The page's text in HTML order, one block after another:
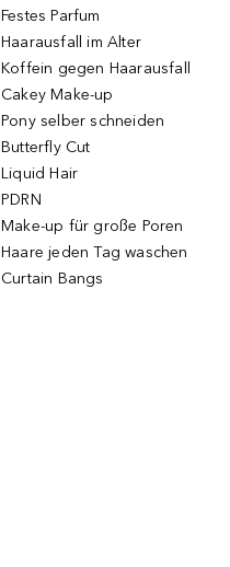
Festes Parfum
Haarausfall im Alter
Koffein gegen Haarausfall
Cakey Make-up
Pony selber schneiden
Butterfly Cut
Liquid Hair
PDRN
Make-up für große Poren
Haare jeden Tag waschen
Curtain Bangs